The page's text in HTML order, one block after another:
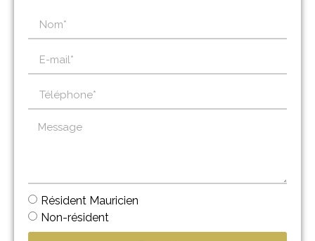
Résident Mauricien
Non-résident